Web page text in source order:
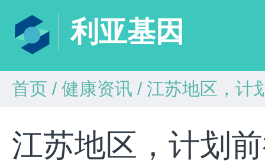
利亚基因
首页 / 健康资讯 / 江苏地区，计划前
江苏地区，计划